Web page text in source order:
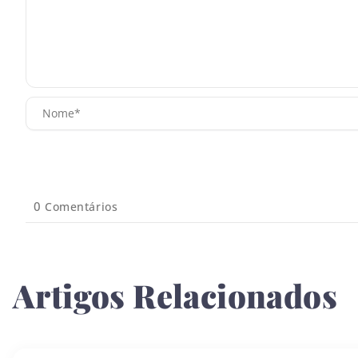
0 Comentários
Artigos Relacionados